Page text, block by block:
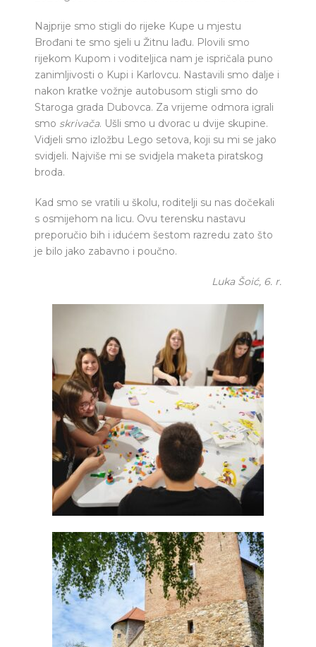
Najprije smo stigli do rijeke Kupe u mjestu
Brođani te smo sjeli u Žitnu lađu. Plovili smo
rijekom Kupom i voditeljica nam je ispričala puno
zanimljivosti o Kupi i Karlovcu. Nastavili smo dalje i
nakon kratke vožnje autobusom stigli smo do
Staroga grada Dubovca. Za vrijeme odmora igrali
smo skrivača. Ušli smo u dvorac u dvije skupine.
Vidjeli smo izložbu Lego setova, koji su mi se jako
svidjeli. Najviše mi se svidjela maketa piratskog
broda.
Kad smo se vratili u školu, roditelji su nas dočekali
s osmijehom na licu. Ovu terensku nastavu
preporučio bih i idućem šestom razredu zato što
je bilo jako zabavno i poučno.
Luka Šoić, 6. r.